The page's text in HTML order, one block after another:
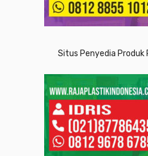
Situs Penyedia Produk